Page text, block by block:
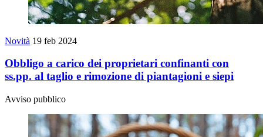
Novità 19 feb 2024
Obbligo a carico dei proprietari confinanti con
ss.pp. al taglio e rimozione di piantagioni e siepi
Avviso pubblico